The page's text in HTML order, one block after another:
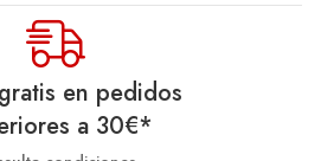
en pedidos
a 30€*